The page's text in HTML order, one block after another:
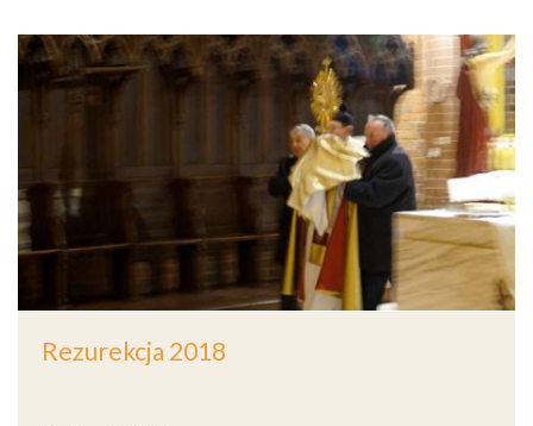
Rezurekcja 2018